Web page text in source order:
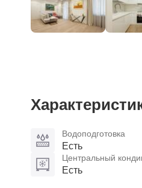
Водоподготовка
Есть
Центральный
Есть